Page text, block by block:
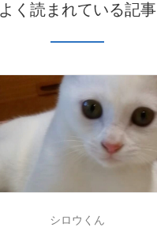
よく読まれている記事
シロウくん